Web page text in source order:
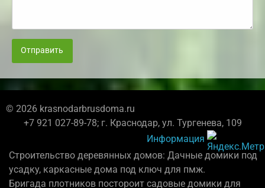
Отправить
© 2026 krasnodarbrusdoma.ru
+7 921 027-89-78; г. Краснодар, ул. Тургенева, 109
Информация
Строительство деревянных домов: Дачные домики под
усадку, каркасные дома под ключ для пмж.
Бригада плотников постороит садовые домики для